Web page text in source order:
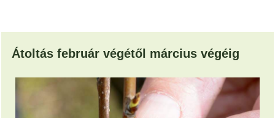
Átoltás február végétől március végéig